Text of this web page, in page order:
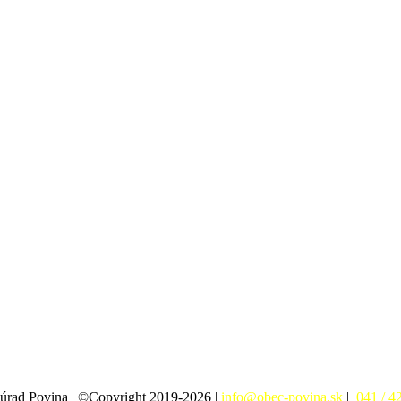
Povina | ©Copyright 2019-2026 | info@obec-povina.sk | 041 /